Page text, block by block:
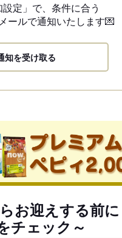
定」で、 条件に合う
メールで通知いたします💌
知を受け取る
お迎えする前に
チェック～